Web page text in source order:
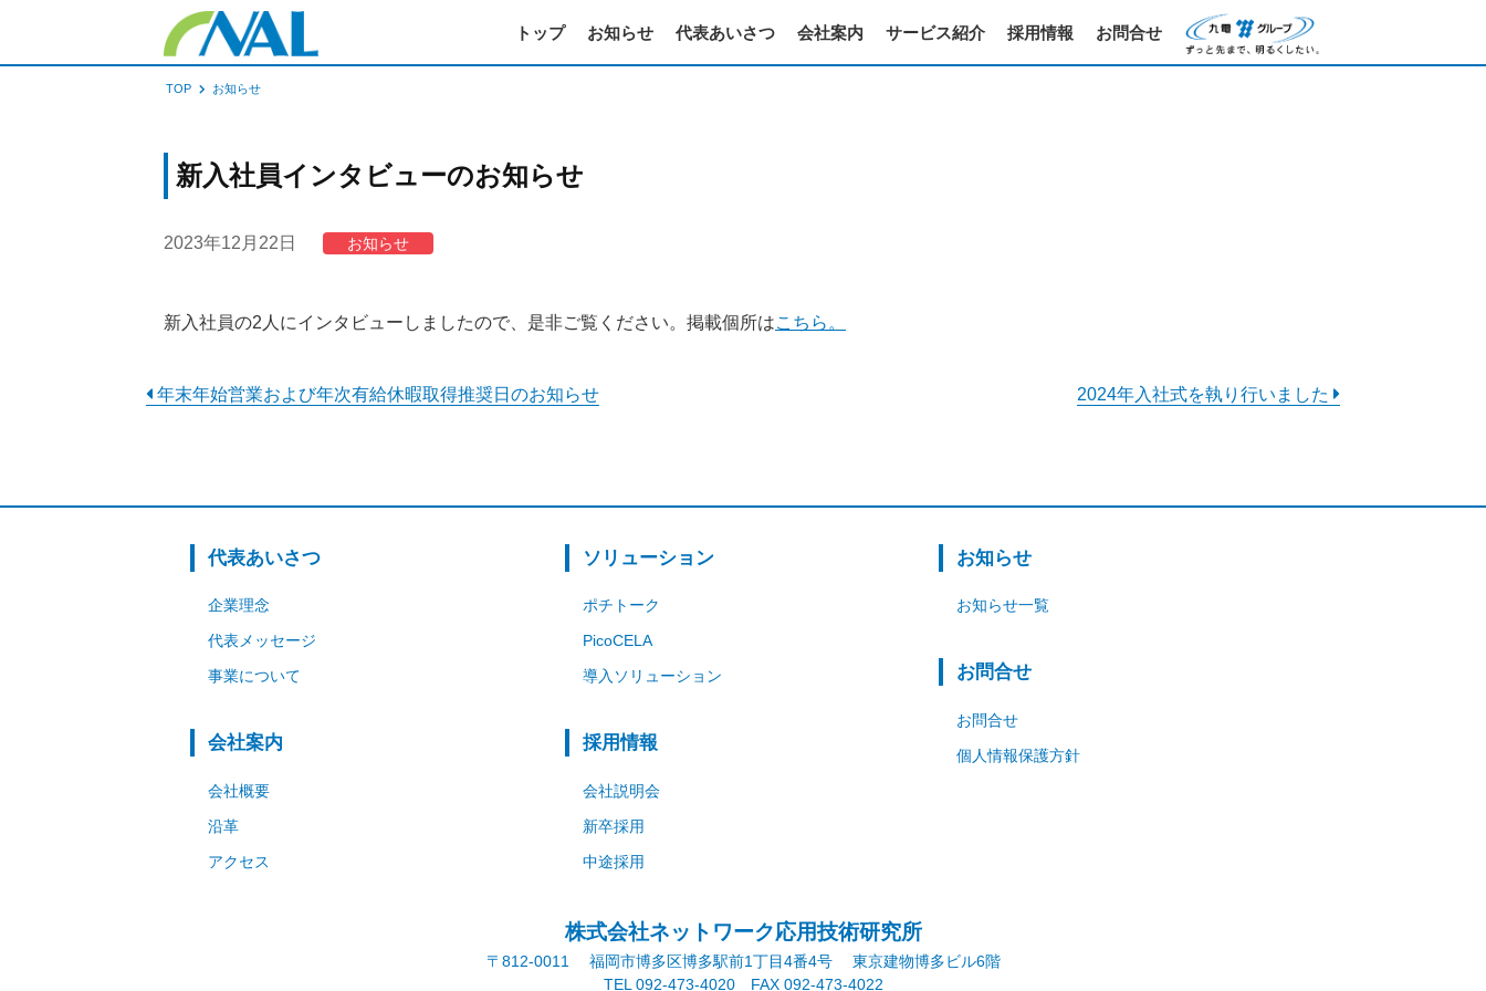
トップ お知らせ 代表あいさつ 会社案内 サービス紹介 採用情報 お問合せ
TOP お知らせ
新入社員インタビューのお知らせ
2023年12月22日 お知らせ
新入社員の2人にインタビューしましたので、是非ご覧ください。掲載個所はこちら。
年末年始営業および年次有給休暇取得推奨日のお知らせ 2024年入社式を執り行いました
代表あいさつ
企業理念
代表メッセージ
事業について
会社案内
会社概要
沿革
アクセス
ソリューション
ポチトーク
PicoCELA
導入ソリューション
採用情報
会社説明会
新卒採用
中途採用
お知らせ
お知らせ一覧
お問合せ
お問合せ
個人情報保護方針
株式会社ネットワーク応用技術研究所
〒812-0011 福岡市博多区博多駅前1丁目4番4号
東京建物博多ビル6階
TEL 092-473-4020 FAX 092-473-4022